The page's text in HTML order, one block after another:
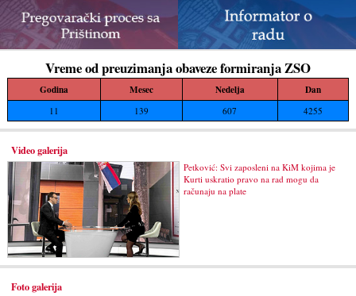
Vreme od preuzimanja obaveze formiranja ZSO
Godina Mesec Nedelja Dan
11 139 607 4255
Video galerija
Petković: Svi zaposleni na KiM kojima je
Kurti uskratio pravo na rad mogu da
računaju na plate
Foto galerija